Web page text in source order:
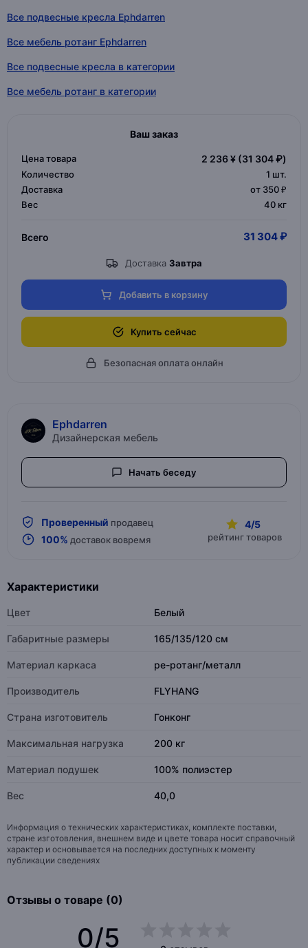
Все подвесные кресла Ephdarren
Все мебель ротанг Ephdarren
Все подвесные кресла в категории
Все мебель ротанг в категории
Ваш заказ
Цена товара 2 236 ¥ (31 304 ₽)
Количество 1 шт.
Доставка
от 350 ₽
Вес
40 кг
Всего 31 304 ₽
Доставка Завтра
Добавить в корзину
Купить сейчас
Безопасная оплата онлайн
Ephdarren
Дизайнерская мебель
Начать беседу
Проверенный продавец
100% доставок вовремя
4/5
рейтинг товаров
Характеристики
Цвет Белый
Габаритные размеры 165/135/120 см
Материал каркаса pe-ротанг/металл
Производитель FLYHANG
Страна изготовитель Гонконг
Максимальная нагрузка 200 кг
Материал подушек 100% полиэстер
Вес 40,0
Информация о технических характеристиках, комплекте поставки,
стране изготовления, внешнем виде и цвете товара носит справочный
характер и основывается на последних доступных к моменту
публикации сведениях
Отзывы о товаре (0)
0/5